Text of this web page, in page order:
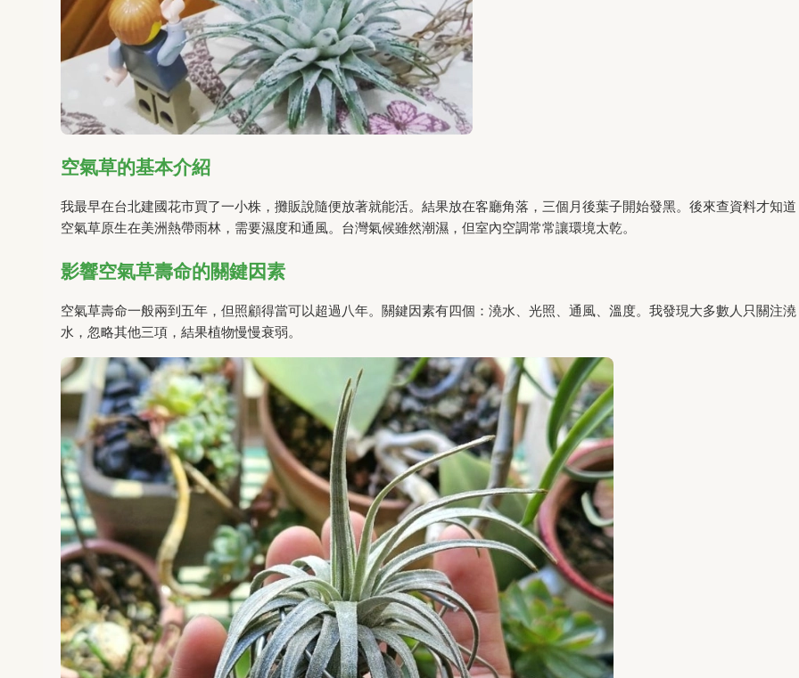
空氣草的基本介紹
我最早在台北建國花市買了一小株，攤販說隨便放著就能活。結果放在客廳角落，三個月後葉子開始發黑。後來查資料才知
空氣草原生在美洲熱帶雨林，需要濕度和通風。台灣氣候雖然潮濕，但室內空調常常讓環境太乾。
影響空氣草壽命的關鍵因素
空氣草壽命一般兩到五年，但照顧得當可以超過八年。關鍵因素有四個：澆水、光照、通風、溫度。我發現大多數人只關注澆
水，忽略其他三項，結果植物慢慢衰弱。